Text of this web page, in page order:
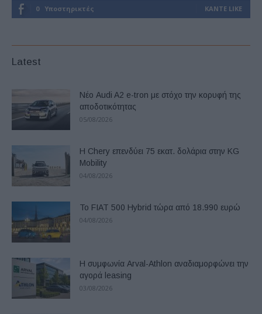
0 Υποστηρικτές ΚΆΝΤΕ LIKE
Latest
Νέο Audi A2 e-tron με στόχο την κορυφή της
αποδοτικότητας
05/08/2026
Η Chery επενδύει 75 εκατ. δολάρια στην KG
Mobility
04/08/2026
Το FIAT 500 Hybrid τώρα από 18.990 ευρώ
04/08/2026
Η συμφωνία Arval-Athlon αναδιαμορφώνει την
αγορά leasing
03/08/2026